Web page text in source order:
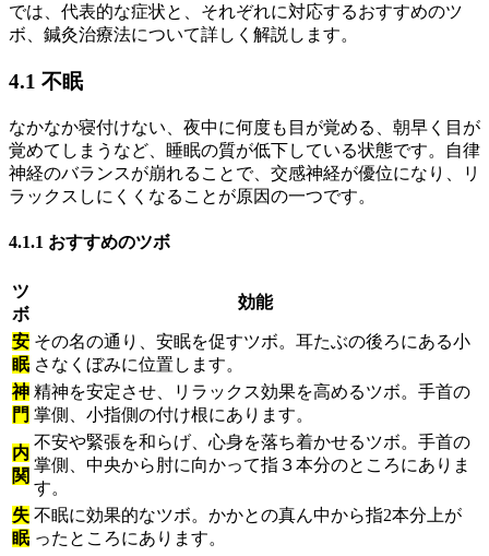
では、代表的な症状と、それぞれに対応するおすすめのツ
ボ、鍼灸治療法について詳しく解説します。
4.1 不眠
なかなか寝付けない、夜中に何度も目が覚める、朝早く目が
覚めてしまうなど、睡眠の質が低下している状態です。自律
神経のバランスが崩れることで、交感神経が優位になり、リ
ラックスしにくくなることが原因の一つです。
4.1.1 おすすめのツボ
ツ
ボ
効能
安
眠
その名の通り、安眠を促すツボ。耳たぶの後ろにある小
さなくぼみに位置します。
神
門
精神を安定させ、リラックス効果を高めるツボ。手首の
掌側、小指側の付け根にあります。
内
関
不安や緊張を和らげ、心身を落ち着かせるツボ。手首の
掌側、中央から肘に向かって指３本分のところにありま
す。
失
眠
不眠に効果的なツボ。かかとの真ん中から指2本分上が
ったところにあります。